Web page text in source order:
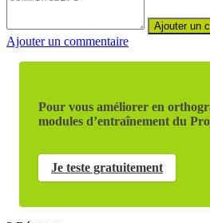
Ajouter un commentaire
Pour vous améliorer en
modules d’entraînement du
Je teste gratuitement